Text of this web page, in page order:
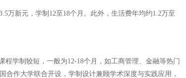
万新元，学制12至18个月。此外，生活费年均约1.2万至
学制较短，一般为12-18个月，如工商管理、金融等热门
作大学联合开设，学制设计兼顾学术深度与实践应用，